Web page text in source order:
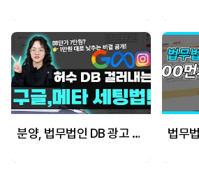
분양, 법무법인 DB 광고 성과가 안 나온다면? 구글 디맨드젠 & 메타 리드 폼 완벽 가이드